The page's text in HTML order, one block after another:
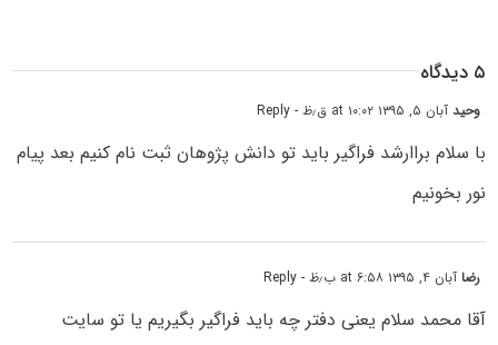
۵ دیدگاه
وحیدآبان ۵, ۱۳۹۵ at ۱۰:۰۲ ق٫ظ - Reply
با سلام براارشد فراگیر باید تو دانش پژوهان ثبت نام کنیم بعد پیام
نور بخونیم
رضاآبان ۴, ۱۳۹۵ at ۶:۵۸ ب٫ظ - Reply
آقا محمد سلام یعنی دفتر چه باید فراگیر بگیریم یا تو سایت